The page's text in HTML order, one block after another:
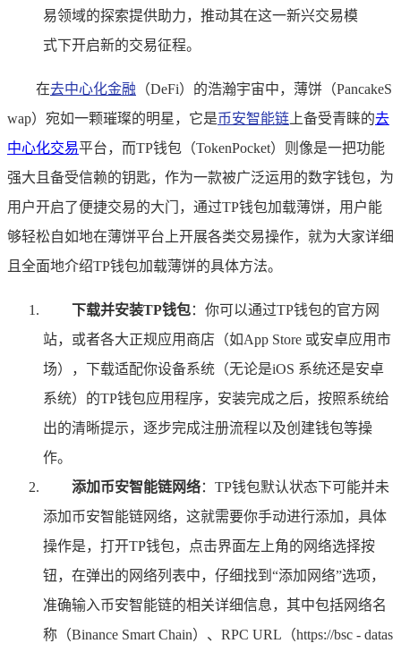
易领域的探索提供助力，推动其在这一新兴交易模
式下开启新的交易征程。
在去中心化金融 （DeFi）的浩瀚宇宙中，薄饼（PancakeS
wap）宛如一颗璀璨的明星，它是币安智能链 上备受青睐的去
中心化交易平台，而TP钱包（TokenPocket）则像是一把功能
强大且备受信赖的钥匙，作为一款被广泛运用的数字钱包，为
用户开启了便捷交易的大门，通过TP钱包加载薄饼，用户能
够轻松自如地在薄饼平台上开展各类交易操作，就为大家详细
且全面地介绍TP钱包加载薄饼的具体方法。
下载并安装TP钱包：你可以通过TP钱包的官方网
站，或者各大正规应用商店（如App Store 或安卓应用市
场），下载适配你设备系统（无论是iOS 系统还是安卓
系统）的TP钱包应用程序，安装完成之后，按照系统给
出的清晰提示，逐步完成注册流程以及创建钱包等操
作。
添加币安智能链网络：TP钱包默认状态下可能并未
添加币安智能链网络，这就需要你手动进行添加，具体
操作是，打开TP钱包，点击界面左上角的网络选择按
钮，在弹出的网络列表中，仔细找到“添加网络”选项，
准确输入币安智能链的相关详细信息，其中包括网络名
称（Binance Smart Chain）、RPC URL（https://bsc - datas